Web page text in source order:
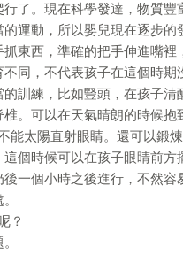
了。現在科學發達，物質
運動，所以嬰兒現在逐步
東西，準確的把手伸進嘴
同，不代表孩子在這個時
訓練，比如豎頭，在孩子
。可以在天氣晴朗的時候
能太陽直射眼睛。還可以鍛
個時候可以在孩子眼睛前
一個小時之後進行，不然
？